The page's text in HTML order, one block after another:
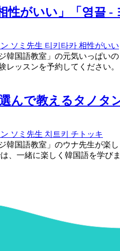
がいい」「영끌 -
ソミ先生 티키타카 相性がいい
韓国語教室」の元気いっぱい
レッスンを予約してください
んで教えるタノタ
ソミ先生 치트키 チトッキ
韓国語教室」のウナ先生が楽
、一緒に楽しく韓国語を学